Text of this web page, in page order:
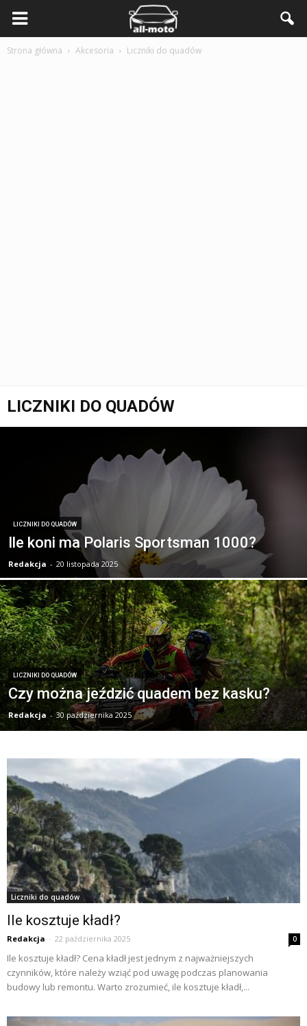
Strona główna Akcesoria Liczniki do quadów
LICZNIKI DO QUADÓW
LICZNIKI DO QUADÓW
Ile koni ma Polaris Sportsman 1000?
Redakcja - 20 listopada 2025
LICZNIKI DO QUADÓW
Czy można jeździć quadem bez kasku?
Redakcja - 30 października 2025
Liczniki do quadów
Ile kosztuje kładł?
Redakcja - 22 października 2025 0
Ile kosztuje kładł? Cena kładł jest jednym z najważniejszych
czynników, które należy wziąć pod uwagę podczas planowania
budowy lub remontu. Warto zrozumieć, ile kosztuje kładł,...